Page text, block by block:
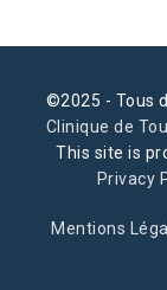
©2025 - Tous
Clinique de
This site is
Privacy
Mentions